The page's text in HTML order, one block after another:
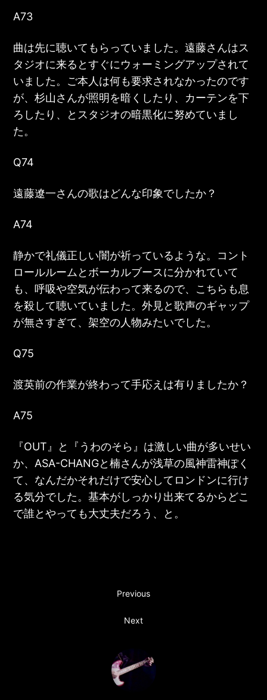
A73
曲は先に聴いてもらっていました。遠藤さんはス
タジオに来るとすぐにウォーミングアップされて
いました。ご本人は何も要求されなかったのです
が、杉山さんが照明を暗くしたり、カーテンを下
ろしたり、とスタジオの暗黒化に努めていまし
た。
Q74
遠藤遼一さんの歌はどんな印象でしたか？
A74
静かで礼儀正しい闇が祈っているような。コント
ロールルームとボーカルブースに分かれていて
も、呼吸や空気が伝わって来るので、こちらも息
を殺して聴いていました。外見と歌声のギャップ
が無さすぎて、架空の人物みたいでした。
Q75
渡英前の作業が終わって手応えは有りましたか？
A75
『OUT 』と『 うわのそら 』は激しい曲が多いせい
か、ASA-CHANGと楠さんが浅草の風神雷神ぽく
て、なんだかそれだけで安心してロンドンに行け
る気分でした。基本がしっかり出来てるからどこ
で誰とやっても大丈夫だろう、と。
Previous
Next